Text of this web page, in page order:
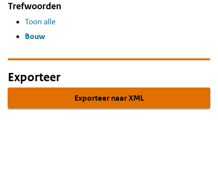
Trefwoorden
Toon alle
Bouw
Exporteer
Exporteer naar XML